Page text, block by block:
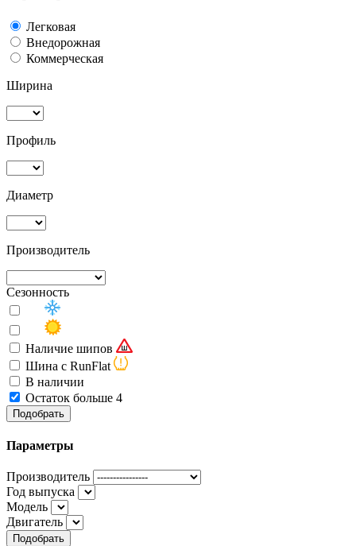
Легковая
Внедорожная
Коммерческая
Ширина
Профиль
Диаметр
Производитель
Сезонность
Наличие шипов
Шина с RunFlat
В наличии
Остаток больше 4
Подобрать
Параметры
Производитель
Год выпуска
Модель
Двигатель
Подобрать